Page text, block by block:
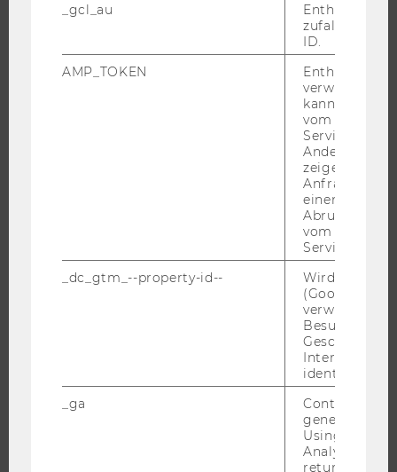
FORSCHUNGSPORTAL
UNIVERSITÄT
_gcl_au
Enthält eine
ID.
AMP_TOKEN
Enthält ein
verwendet
kann, um
vom AMP-
Service
Andere
zeigen Opt-
Anfrage im
einen Fehler
Abrufen
vom AMP
Service an.
_dc_gtm_--property-id--
Wird von
(Google Tag
verwendet,
Besucher
Geschlecht
Interessen zu
identifizieren.
_ga
Contains a
generated
Using this
Analytics can
returning